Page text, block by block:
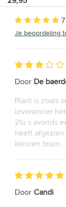
Je beoordeling
Door De
Plant is zoals
leverancier
21u s avonds
heeft
kleuren bruin.
Door Candi